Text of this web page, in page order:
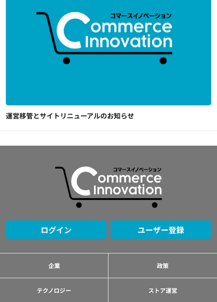
運営移管とサイトリニューアルのお知らせ
ログイン ユーザー登録
企業 政策
テクノロジー ストア運営